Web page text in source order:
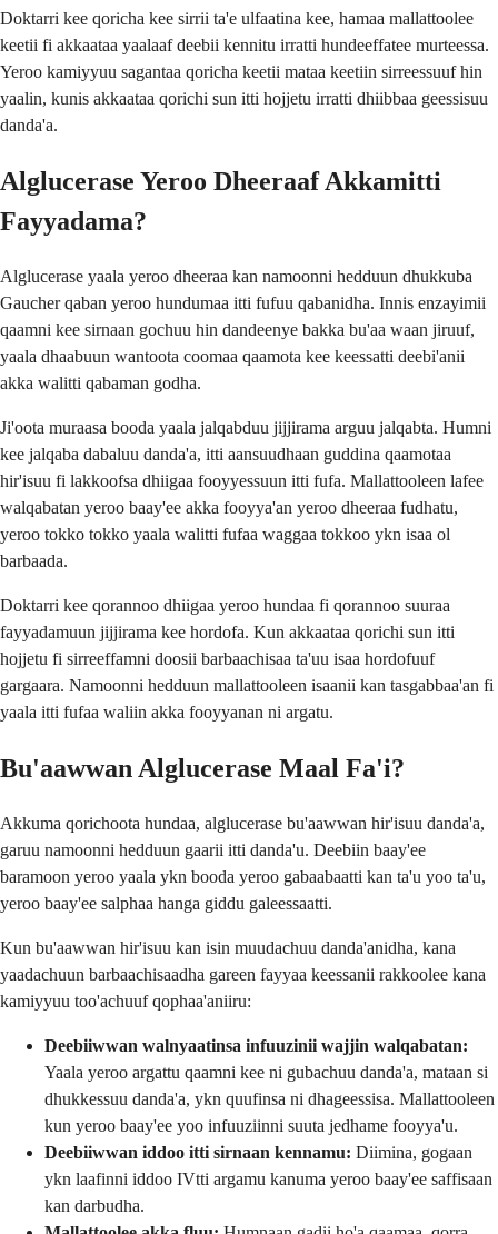
Doktarri kee qoricha kee sirrii ta'e ulfaatina kee, hamaa mallattoolee
keetii fi akkaataa yaalaaf deebii kennitu irratti hundeeffatee murteessa.
Yeroo kamiyyuu sagantaa qoricha keetii mataa keetiin sirreessuuf hin
yaalin, kunis akkaataa qorichi sun itti hojjetu irratti dhiibbaa geessisuu
danda'a.
Alglucerase Yeroo Dheeraaf Akkamitti
Fayyadama?
Alglucerase yaala yeroo dheeraa kan namoonni hedduun dhukkuba
Gaucher qaban yeroo hundumaa itti fufuu qabanidha. Innis enzayimii
qaamni kee sirnaan gochuu hin dandeenye bakka bu'aa waan jiruuf,
yaala dhaabuun wantoota coomaa qaamota kee keessatti deebi'anii
akka walitti qabaman godha.
Ji'oota muraasa booda yaala jalqabduu jijjirama arguu jalqabta. Humni
kee jalqaba dabaluu danda'a, itti aansuudhaan guddina qaamotaa
hir'isuu fi lakkoofsa dhiigaa fooyyessuun itti fufa. Mallattooleen lafee
walqabatan yeroo baay'ee akka fooyya'an yeroo dheeraa fudhatu,
yeroo tokko tokko yaala walitti fufaa waggaa tokkoo ykn isaa ol
barbaada.
Doktarri kee qorannoo dhiigaa yeroo hundaa fi qorannoo suuraa
fayyadamuun jijjirama kee hordofa. Kun akkaataa qorichi sun itti
hojjetu fi sirreeffamni doosii barbaachisaa ta'uu isaa hordofuuf
gargaara. Namoonni hedduun mallattooleen isaanii kan tasgabbaa'an fi
yaala itti fufaa waliin akka fooyyanan ni argatu.
Bu'aawwan Alglucerase Maal Fa'i?
Akkuma qorichoota hundaa, alglucerase bu'aawwan hir'isuu danda'a,
garuu namoonni hedduun gaarii itti danda'u. Deebiin baay'ee
baramoon yeroo yaala ykn booda yeroo gabaabaatti kan ta'u yoo ta'u,
yeroo baay'ee salphaa hanga giddu galeessaatti.
Kun bu'aawwan hir'isuu kan isin muudachuu danda'anidha, kana
yaadachuun barbaachisaadha gareen fayyaa keessanii rakkoolee kana
kamiyyuu too'achuuf qophaa'aniiru:
Deebiiwwan walnyaatinsa infuuzinii wajjin walqabatan:
Yaala yeroo argattu qaamni kee ni gubachuu danda'a, mataan si
dhukkessuu danda'a, ykn quufinsa ni dhageessisa. Mallattooleen
kun yeroo baay'ee yoo infuuziinni suuta jedhame fooyya'u.
Deebiiwwan iddoo itti sirnaan kennamu: Diimina, gogaan
ykn laafinni iddoo IVtti argamu kanuma yeroo baay'ee saffisaan
kan darbudha.